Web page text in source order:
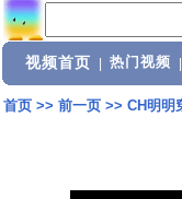
视频首页 热门视频
首页>> 前一页>> CH明明